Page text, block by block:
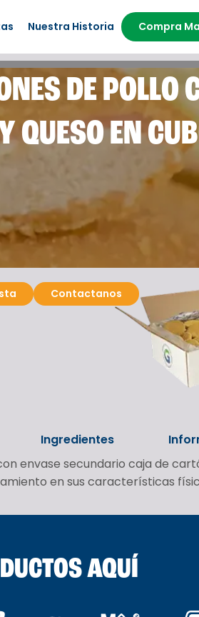
Nuestra Historia Compra
DE POLLO
QUESO EN
Contactanos
Ingredientes
envase secundario caja de
en sus características
AQUÍ